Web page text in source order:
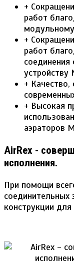
+
работ
+
работ
+
+ Высокая
аэраторов
AirRex -
исполнения.
При помощи
соединительных
конструкции